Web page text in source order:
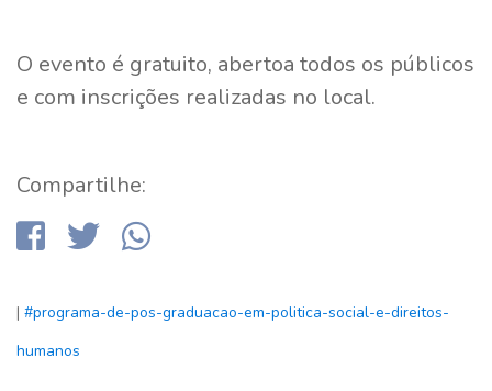
O evento é gratuito, abertoa todos os públicos
e com inscrições realizadas no local.
Compartilhe:
| #programa-de-pos-graduacao-em-politica-social-e-direitos-
humanos